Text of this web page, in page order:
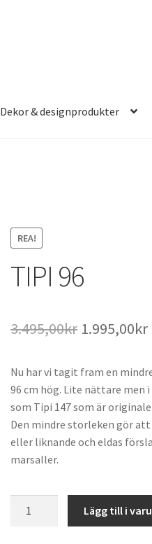
Dekor & designprodukter
REA!
TIPI 96
3.495,00kr Det
priset
var:
3.495,00kr.
1.995,00kr
Nu har vi tagit fram en
96 cm hög. Lite nättare men
som Tipi 147 som är
Den mindre storleken gör
eller liknande och eldas
marsaller.
Lägg till i